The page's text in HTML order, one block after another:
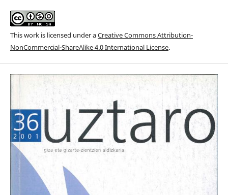
This work is licensed under aCreative Commons Attribution-
NonCommercial-ShareAlike 4.0 International License.